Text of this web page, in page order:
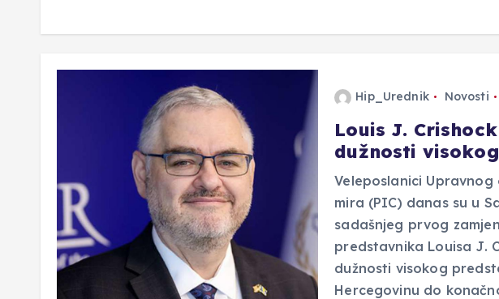
Hip_Urednik Novosti
Louis J.
dužnosti
Veleposlanici
mira (PIC) danas su u
sadašnjeg prvog
predstavnika Louisa J.
dužnosti visokog
Hercegovinu do